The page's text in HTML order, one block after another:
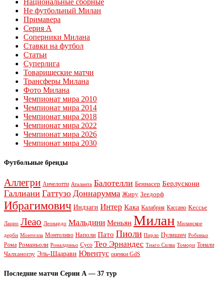
Не футбольный Милан
Примавера
Серия А
Соперники Милана
Ставки на футбол
Статьи
Суперлига
Товарищеские матчи
Трансферы Милана
Фото Милана
Чемпионат мира 2010
Чемпионат мира 2014
Чемпионат мира 2018
Чемпионат мира 2022
Чемпионат мира 2026
Чемпионат мира 2030
Футбольные бренды
Аллегри Анчелотти Аталанта Балотелли Беннасер Берлускони
Галлиани Гаттузо Доннарумма Жиру Зеедорф
Ибрагимович Индзаги Интер Кака Калабрия Кассано Кессье
Лацио Леао Леонардо Мальдини Меньян Милан Миланское
дерби Монтелла Монтоливо Наполи Пато Пиоли Пирло Пулишич Робиньо
Рома Романьоли Роналдиньо Сусо Тео Эрнандес Тиаго Силва Томори Тонали
Чалханоглу Эль-Шаарави Ювентус оценки GdS
Последние матчи Серии А — 37 тур